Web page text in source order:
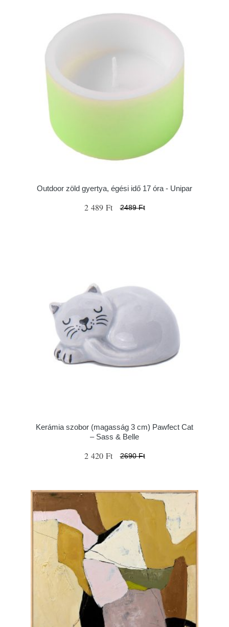
Outdoor zöld gyertya, égési idő 17 óra - Unipar
2 489 Ft 2489 Ft
Kerámia szobor (magasság 3 cm) Pawfect Cat
– Sass & Belle
2 420 Ft 2690 Ft